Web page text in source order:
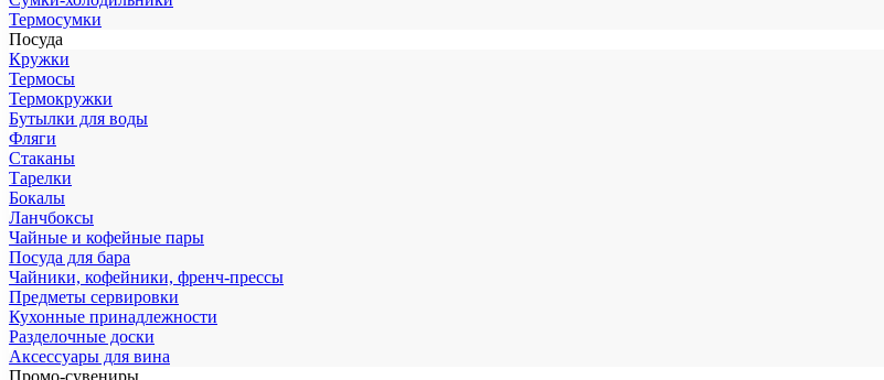
Термосумки
Посуда
Кружки
Термосы
Термокружки
Бутылки для воды
Фляги
Стаканы
Тарелки
Бокалы
Ланчбоксы
Чайные и кофейные пары
Посуда для бара
Чайники, кофейники, френч-прессы
Предметы сервировки
Кухонные принадлежности
Разделочные доски
Аксессуары для вина
Промо-сувениры